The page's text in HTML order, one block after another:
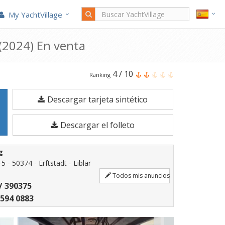
My YachtVillage
En venta
El
Aluforce
685
Ht
Adventure
es
Barco
Ranking 4/ 10
Descargar tarjeta sintético
Descargar el folleto
- 50374 - Erftstadt - Liblar
390375
0883
Todos mis anuncios